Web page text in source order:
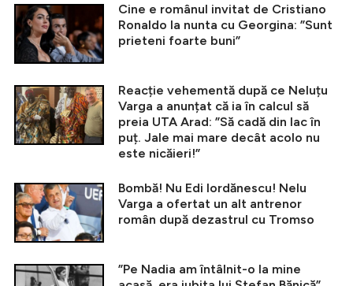
Cine e românul invitat de Cristiano
Ronaldo la nunta cu Georgina: ”Sunt
prieteni foarte buni”
Reacție vehementă după ce Neluțu
Varga a anunțat că ia în calcul să
preia UTA Arad: ”Să cadă din lac în
puț. Jale mai mare decât acolo nu
este nicăieri!”
Bombă! Nu Edi Iordănescu! Nelu
Varga a ofertat un alt antrenor
român după dezastrul cu Tromso
”Pe Nadia am întâlnit-o la mine